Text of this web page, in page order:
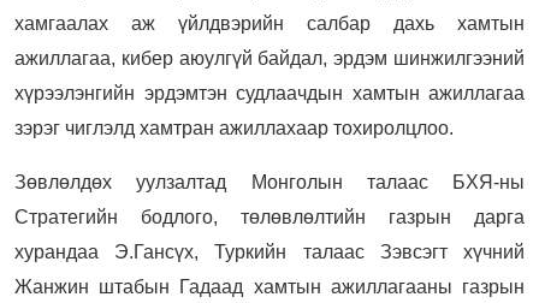
хамгаалах аж үйлдвэрийн салбар дахь хамтын
ажиллагаа, кибер аюулгүй байдал, эрдэм шинжилгээний
хүрээлэнгийн эрдэмтэн судлаачдын хамтын ажиллагаа
зэрэг чиглэлд хамтран ажиллахаар тохиролцлоо.
Зөвлөлдөх уулзалтад Монголын талаас БХЯ-ны
Стратегийн бодлого, төлөвлөлтийн газрын дарга
хурандаа Э.Гансүх, Туркийн талаас Зэвсэгт хүчний
Жанжин штабын Гадаад хамтын ажиллагааны газрын